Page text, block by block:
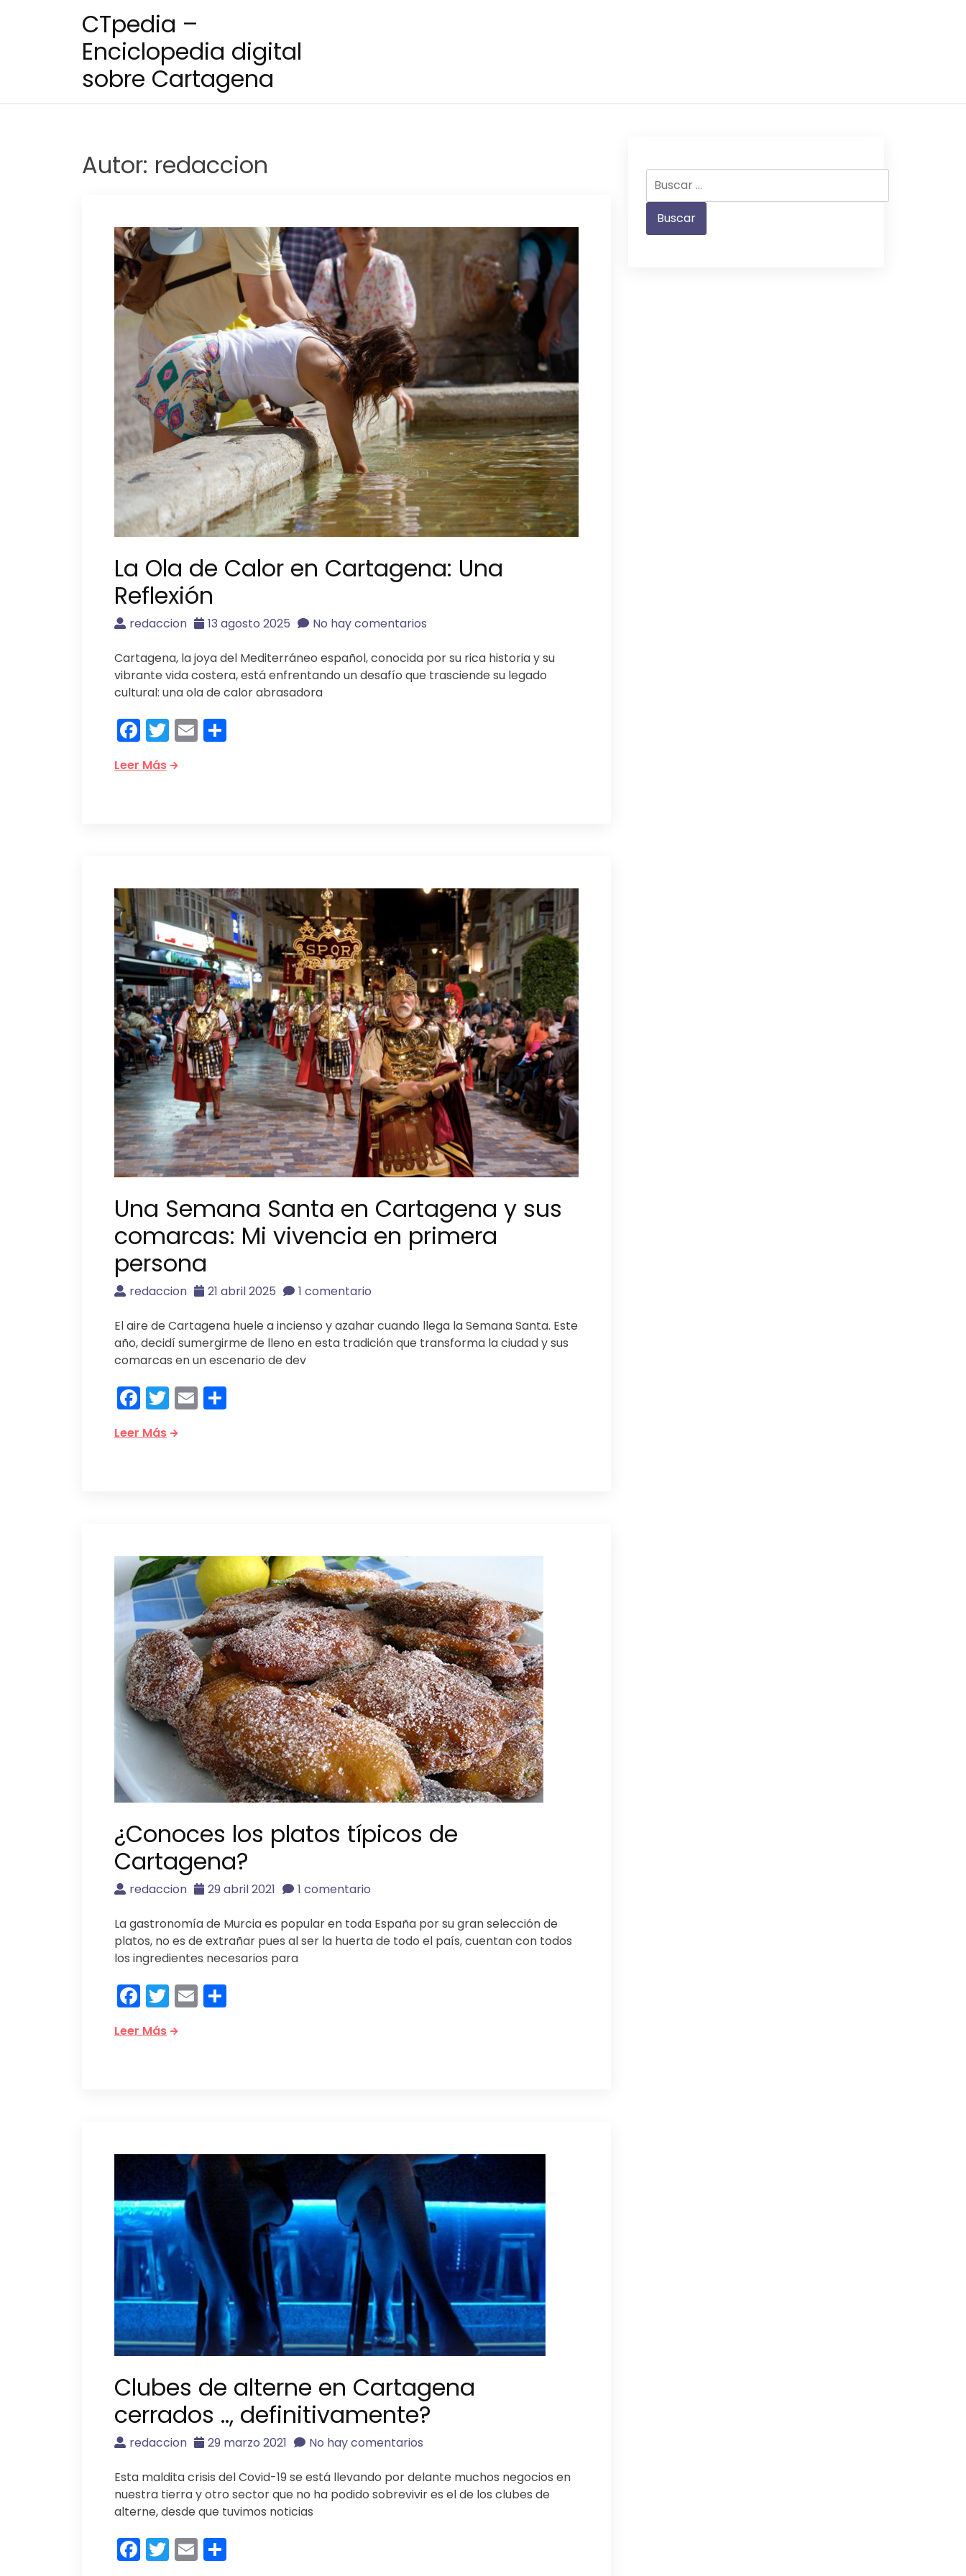
CTpedia –
Enciclopedia digital
sobre Cartagena
Autor: redaccion
La Ola de Calor en Cartagena: Una
Reflexión
redaccion 13 agosto 2025 No hay comentarios
Cartagena, la joya del Mediterráneo español, conocida por su rica historia y su
vibrante vida costera, está enfrentando un desafío que trasciende su legado
cultural: una ola de calor abrasadora
Facebook
Twitter
Email
Leer Más
Una Semana Santa en Cartagena y sus
comarcas: Mi vivencia en primera
persona
redaccion 21 abril 2025 1 comentario
El aire de Cartagena huele a incienso y azahar cuando llega la Semana Santa. Este
año, decidí sumergirme de lleno en esta tradición que transforma la ciudad y sus
comarcas en un escenario de dev
Facebook
Twitter
Email
Leer Más
¿Conoces los platos típicos de
Cartagena?
redaccion 29 abril 2021 1 comentario
La gastronomía de Murcia es popular en toda España por su gran selección de
platos, no es de extrañar pues al ser la huerta de todo el país, cuentan con todos
los ingredientes necesarios para
Facebook
Twitter
Email
Leer Más
Clubes de alterne en Cartagena
cerrados .., definitivamente?
redaccion 29 marzo 2021 No hay comentarios
Esta maldita crisis del Covid-19 se está llevando por delante muchos negocios en
nuestra tierra y otro sector que no ha podido sobrevivir es el de los clubes de
alterne, desde que tuvimos noticias
Facebook
Twitter
Email